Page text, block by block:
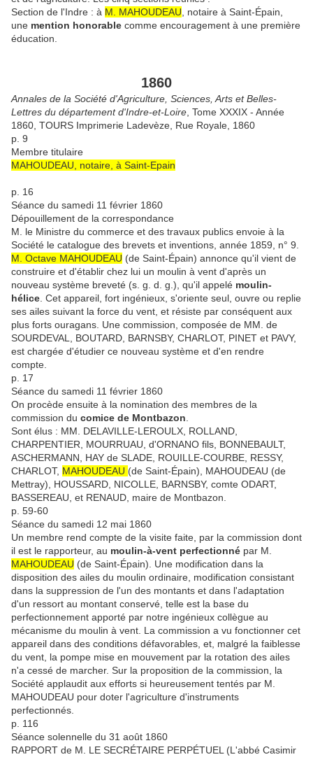
Section de l'Indre : à M. MAHOUDEAU , notaire à Saint-Épain,
une mention honorable comme encouragement à une première
éducation.
1860
Annales de la Société d'Agriculture, Sciences, Arts et Belles-
Lettres du département d'Indre-et-Loire , Tome XXXIX - Année
1860, TOURS Imprimerie Ladevèze, Rue Royale, 1860
p. 9
Membre titulaire
MAHOUDEAU, notaire, à Saint-Epain
p. 16
Séance du samedi 11 février 1860
Dépouillement de la correspondance
M. le Ministre du commerce et des travaux publics envoie à la
Société le catalogue des brevets et inventions, année 1859, n° 9.
M. Octave MAHOUDEAU (de Saint-Épain) annonce qu'il vient de
construire et d'établir chez lui un moulin à vent d'après un
nouveau système breveté (s. g. d. g.), qu'il appelé moulin-
hélice Cet appareil, fort ingénieux, s'oriente seul, ouvre ou replie
ses ailes suivant la force du vent, et résiste par conséquent aux
plus forts ouragans. Une commission, composée de MM. de
SOURDEVAL, BOUTARD, BARNSBY, CHARLOT, PINET et PAVY,
est chargée d'étudier ce nouveau système et d'en rendre
compte.
p. 17
Séance du samedi 11 février 1860
On procède ensuite à la nomination des membres de la
commission du comice de Montbazon
Sont élus : MM. DELAVILLE-LEROULX, ROLLAND,
CHARPENTIER, MOURRUAU, d'ORNANO fils, BONNEBAULT,
ASCHERMANN, HAY de SLADE, ROUILLE-COURBE, RESSY,
CHARLOT, MAHOUDEAU (de Saint-Épain) , MAHOUDEAU (de
Mettray), HOUSSARD, NICOLLE, BARNSBY, comte ODART,
BASSEREAU, et RENAUD, maire de Montbazon.
p. 59-60
Séance du samedi 12 mai 1860
Un membre rend compte de la visite faite, par la commission dont
il est le rapporteur, au moulin-à-vent perfectionné par M.
MAHOUDEAU (de Saint-Épain) . Une modification dans la
disposition des ailes du moulin ordinaire, modification consistant
dans la suppression de l'un des montants et dans l'adaptation
d'un ressort au montant conservé, telle est la base du
perfectionnement apporté par notre ingénieux collègue au
mécanisme du moulin à vent. La commission a vu fonctionner cet
appareil dans des conditions défavorables, et, malgré la faiblesse
du vent, la pompe mise en mouvement par la rotation des ailes
n'a cessé de marcher. Sur la proposition de la commission, la
Société applaudit aux efforts si heureusement tentés par M.
MAHOUDEAU pour doter l'agriculture d'instruments
perfectionnés.
p. 116
Séance solennelle du 31 août 1860
RAPPORT de M. LE SECRÉTAIRE PERPÉTUEL (L'abbé Casimir